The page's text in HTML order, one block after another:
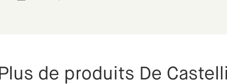
Plus de produits De